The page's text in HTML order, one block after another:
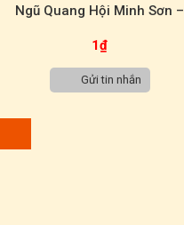
Ngũ Quang Hội Minh Sơn –
TST00068
1₫
Gửi tin nhắn